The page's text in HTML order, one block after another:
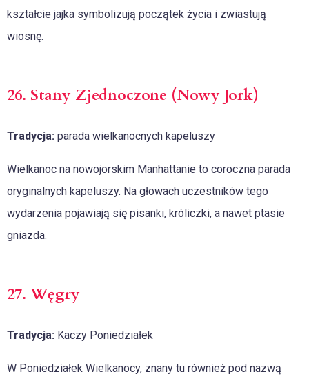
kształcie jajka symbolizują początek życia i zwiastują
wiosnę.
26. Stany Zjednoczone (Nowy Jork)
Tradycja: parada wielkanocnych kapeluszy
Wielkanoc na nowojorskim Manhattanie to coroczna parada
oryginalnych kapeluszy. Na głowach uczestników tego
wydarzenia pojawiają się pisanki, króliczki, a nawet ptasie
gniazda.
27. Węgry
Tradycja: Kaczy Poniedziałek
W Poniedziałek Wielkanocy, znany tu również pod nazwą